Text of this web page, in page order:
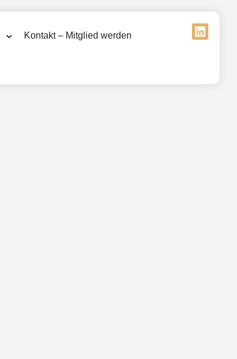
Kontakt – Mitglied werden